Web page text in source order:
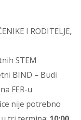
I RODITELJE,
STEM
BIND – Budi
FER-u
nije potrebno